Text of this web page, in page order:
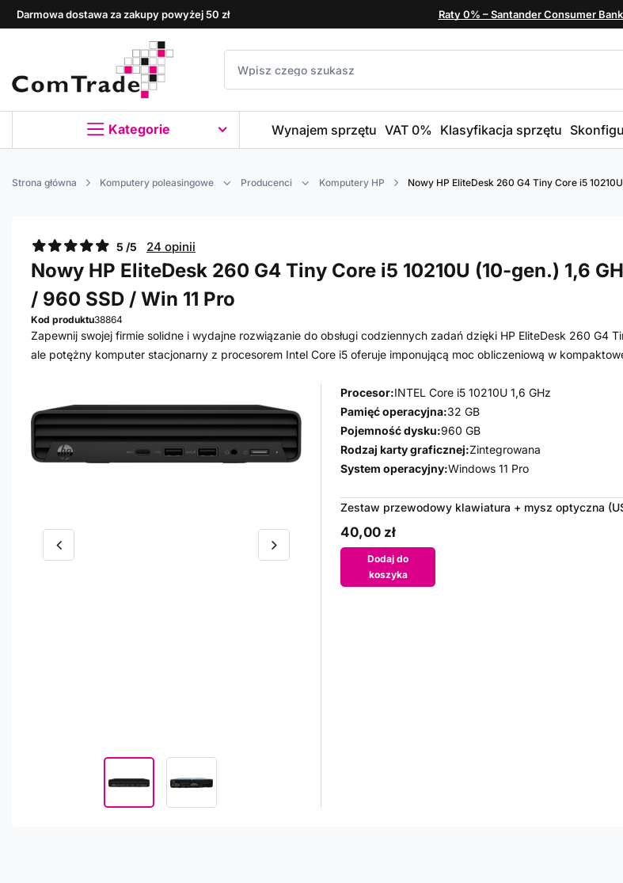
Darmowa dostawa za zakupy powyżej 50 zł Raty 0% – Santander Consumer
Kategorie Wynajem sprzętu VAT 0% Klasyfikacja sprzętu
Strona główna Komputery poleasingowe Producenci Komputery HP Nowy HP EliteDesk 260 G4 Tiny Core i5
5 /5 24 opinii
Nowy HP EliteDesk 260 G4 Tiny Core i5 10210U (10-gen.) 1,6
/ 960 SSD / Win 11 Pro
Kod produktu38864
Zapewnij swojej firmie solidne i wydajne rozwiązanie do obsługi codziennych zadań dzięki HP EliteDesk 260 G4
ale potężny komputer stacjonarny z procesorem Intel Core i5 oferuje imponującą moc obliczeniową w
Procesor:INTEL Core i5 10210U 1,6 GHz
Pamięć operacyjna:32 GB
Pojemność dysku:960 GB
Rodzaj karty graficznej:Zintegrowana
System operacyjny:Windows 11 Pro
Zestaw przewodowy klawiatura + mysz optyczna
40,00 zł
Dodaj do
koszyka